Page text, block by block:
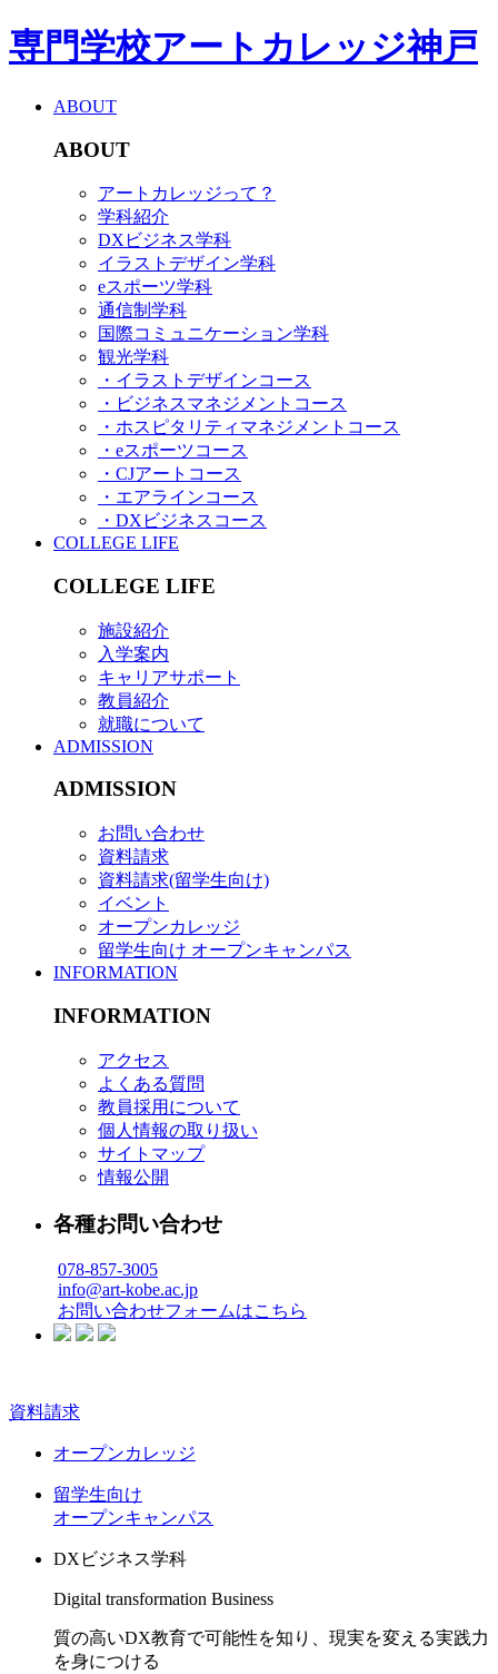
専門学校アートカレッジ神戸
ABOUT
ABOUT
アートカレッジって？
学科紹介
DXビジネス学科
イラストデザイン学科
eスポーツ学科
通信制学科
国際コミュニケーション学科
観光学科
・イラストデザインコース
・ビジネスマネジメントコース
・ホスピタリティマネジメントコース
・eスポーツコース
・CJアートコース
・エアラインコース
・DXビジネスコース
COLLEGE LIFE
COLLEGE LIFE
施設紹介
入学案内
キャリアサポート
教員紹介
就職について
ADMISSION
ADMISSION
お問い合わせ
資料請求
資料請求(留学生向け)
イベント
オープンカレッジ
留学生向け オープンキャンパス
INFORMATION
INFORMATION
アクセス
よくある質問
教員採用について
個人情報の取り扱い
サイトマップ
情報公開
各種お問い合わせ
078-857-3005
info@art-kobe.ac.jp
お問い合わせフォームはこちら
資料請求
オープンカレッジ
留学生向け
オープンキャンパス
DXビジネス学科
Digital transformation Business
質の高いDX教育で可能性を知り、現実を変える実践力
を身につける